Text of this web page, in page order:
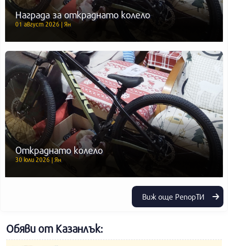
Награда за откраднато колело
01 август 2026 | Ян
Откраднато колело
30 юли 2026 | Ян
Виж още РепорТИ
Обяви от Казанлък: